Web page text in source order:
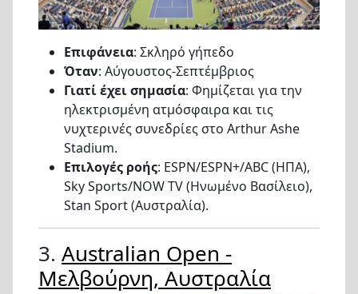
Επιφάνεια: Σκληρό γήπεδο
Όταν: Αύγουστος-Σεπτέμβριος
Γιατί έχει σημασία: Φημίζεται για την
ηλεκτρισμένη ατμόσφαιρα και τις
νυχτερινές συνεδρίες στο Arthur Ashe
Stadium.
Επιλογές ροής: ESPN/ESPN+/ABC (ΗΠΑ),
Sky Sports/NOW TV (Ηνωμένο Βασίλειο),
Stan Sport (Αυστραλία).
3. Australian Open -
Μελβούρνη, Αυστραλία